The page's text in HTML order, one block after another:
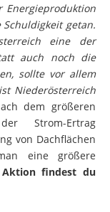
getan.
eine der
auch noch die
sollte vor allem
Niederösterreich
dem größeren
Strom-Ertrag
von Dachflächen
eine größere
findest du